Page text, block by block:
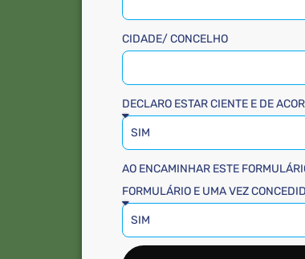
CIDADE/ CONCELHO
DECLARO ESTAR CIENTE E DE
AO ENCAMINHAR ESTE
FORMULÁRIO E UMA VEZ